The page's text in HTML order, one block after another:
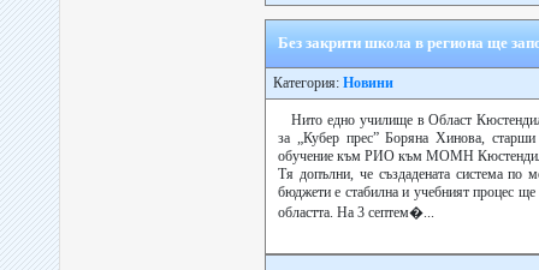
Без закрити школа в региона ще
Категория: Новини
Нито едно училище в Област
за „Кубер прес” Боряна Хинова, старши
обучение към РИО към МОМН
Тя допълни, че създадената система по
бюджети е стабилна и учебният процес
областта. На 3 септем�...